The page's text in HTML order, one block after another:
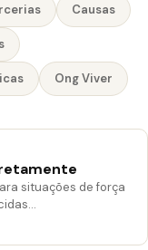
Causas
Ong Viver
situações de força